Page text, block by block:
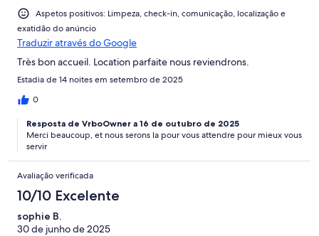
Aspetos positivos: Limpeza, check-in, comunicação, localização e
exatidão do anúncio
Traduzir através do Google
Très bon accueil. Location parfaite nous reviendrons.
Estadia de 14 noites em setembro de 2025
0
Resposta de VrboOwner a 16 de outubro de 2025
Merci beaucoup, et nous serons la pour vous attendre pour mieux vous
servir
Avaliação verificada
10/10 Excelente
sophie B.
30 de junho de 2025